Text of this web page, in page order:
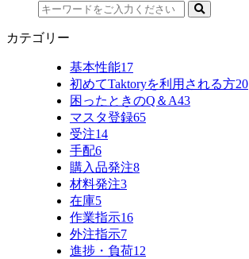
カテゴリー
基本性能17
初めてTaktoryを利用される方20
困ったときのQ＆A43
マスタ登録65
受注14
手配6
購入品発注8
材料発注3
在庫5
作業指示16
外注指示7
進捗・負荷12